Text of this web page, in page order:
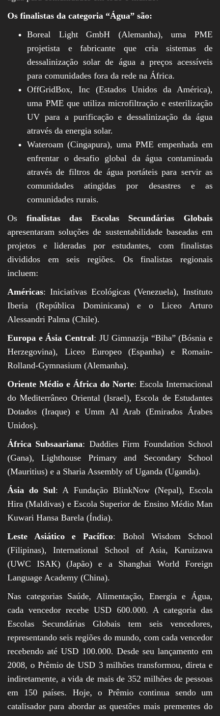
Os finalistas da categoria “Água” são:
Boreal Light GmbH (Alemanha), uma PME
projetista e fabricante que cria sistemas de
dessalinização solar de água a preços acessíveis
para comunidades fora da rede na África.
OffGridBox, Inc (Estados Unidos da América),
uma PME que utiliza microfiltração e esterilização
UV para a purificação e dessalinização da água
através da energia solar.
Wateroam (Cingapura), uma PME empenhada em
enfrentar o desafio global da água contaminada
através de filtros de água portáteis para servir as
comunidades atingidas por desastres e as
comunidades rurais.
Os finalistas das Escolas Secundárias Globais
apresentaram soluções de sustentabilidade baseadas em
projetos e lideradas por estudantes, com finalistas
divididos em seis regiões. Os finalistas regionais
incluem:
Américas: Iniciativas Ecológicas (Venezuela), Instituto
Iberia (República Dominicana) e o Liceo Arturo
Alessandri Palma (Chile).
Europa e Ásia Central: JU Gimnazija “Biha” (Bósnia e
Herzegovina), Liceo Europeo (Espanha) e Romain-
Rolland-Gymnasium (Alemanha).
Oriente Médio e África do Norte: Escola Internacional
do Mediterrâneo Oriental (Israel), Escola de Estudantes
Dotados (Iraque) e Umm Al Arab (Emirados Árabes
Unidos).
África Subsaariana: Daddies Firm Foundation School
(Gana), Lighthouse Primary and Secondary School
(Mauritius) e a Sharia Assembly of Uganda (Uganda).
Ásia do Sul: A Fundação BlinkNow (Nepal), Escola
Hira (Maldivas) e Escola Superior de Ensino Médio Man
Kuwari Hansa Barela (Índia).
Leste Asiático e Pacífico: Bohol Wisdom School
(Filipinas), International School of Asia, Karuizawa
(UWC ISAK) (Japão) e a Shanghai World Foreign
Language Academy (China).
Nas categorias Saúde, Alimentação, Energia e Água,
cada vencedor recebe USD 600.000. A categoria das
Escolas Secundárias Globais tem seis vencedores,
representando seis regiões do mundo, com cada vencedor
recebendo até USD 100.000. Desde seu lançamento em
2008, o Prêmio de USD 3 milhões transformou, direta e
indiretamente, a vida de mais de 352 milhões de pessoas
em 150 países. Hoje, o Prêmio continua sendo um
catalisador para abordar as questões mais prementes do